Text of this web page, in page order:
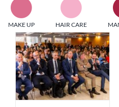
racchiude un pool di
nell’informazione b2b.
numerose riviste verticali,
gli attori nei settori
e sport.
LE RIVISTE
MAKE UP HAIR CARE
This is Bellezza: il
Italy si racconta a
Cosmoprof